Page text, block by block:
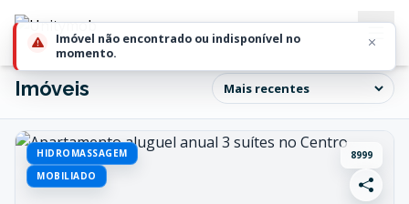
Imóveis
HIDROMASSAGEM
MOBILIADO
8999